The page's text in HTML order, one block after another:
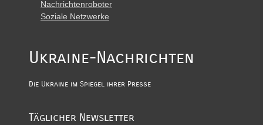
Nachrichtenroboter
Soziale Netzwerke
Ukraine-Nachrichten
Die Ukraine im Spiegel ihrer Presse
Täglicher Newsletter